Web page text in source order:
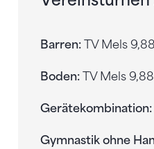
Barren: TV Mels 9,88
Boden: TV Mels 9,88
Gerätekombination:
Gymnastik ohne